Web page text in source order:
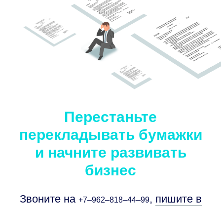
Перестаньте
перекладывать бумажки
и начните развивать
бизнес
Звоните на +7‒962‒818‒44‒99, пишите в